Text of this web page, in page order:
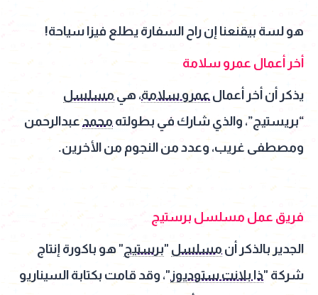
هو لسة بيقنعنا إن راح السفارة يطلع فيزا سياحة!
أخر أعمال عمرو سلامة
يذكر أن أخر أعمال عمرو سلامة، هيمسلسل
“بريستيج”، والذي شارك في بطولته محمدعبدالرحمن
ومصطفى غريب، وعدد من النجوم من الأخرين.
فريق عمل مسلسل برستيج
الجدير بالذكر أن مسلسل "برستيج" هو باكورة إنتاج
شركة "ذا بلانت ستوديوز "، وقد قامت بكتابة السيناريو